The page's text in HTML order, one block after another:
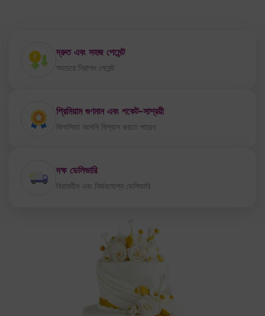
দ্রুত এবং সহজ পেমেন্ট
সবচেয়ে নিরাপদ পেমেন্ট
প্রিমিয়াম গুণমান এবং পকেট-সাশ্রয়ী
বিলাসিতা আপনি বিশ্বাস করতে পারেন
দক্ষ ডেলিভারি
বিরামহীন এবং নির্ভরযোগ্য ডেলিভারি